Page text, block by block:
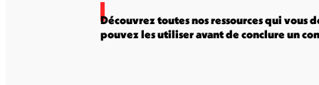
Découvrez toutes nos ressources qui
pouvez les utiliser avant de conclure un